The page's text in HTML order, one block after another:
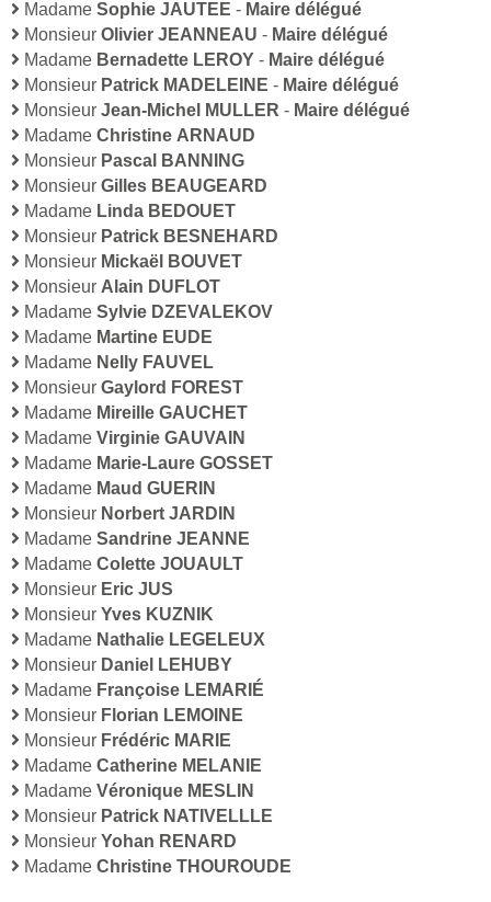
Madame Sophie JAUTEE - Maire délégué
Monsieur Olivier JEANNEAU - Maire délégué
Madame Bernadette LEROY - Maire délégué
Monsieur Patrick MADELEINE - Maire délégué
Monsieur Jean-Michel MULLER - Maire délégué
Madame Christine ARNAUD
Monsieur Pascal BANNING
Monsieur Gilles BEAUGEARD
Madame Linda BEDOUET
Monsieur Patrick BESNEHARD
Monsieur Mickaël BOUVET
Monsieur Alain DUFLOT
Madame Sylvie DZEVALEKOV
Madame Martine EUDE
Madame Nelly FAUVEL
Monsieur Gaylord FOREST
Madame Mireille GAUCHET
Madame Virginie GAUVAIN
Madame Marie-Laure GOSSET
Madame Maud GUERIN
Monsieur Norbert JARDIN
Madame Sandrine JEANNE
Madame Colette JOUAULT
Monsieur Eric JUS
Monsieur Yves KUZNIK
Madame Nathalie LEGELEUX
Monsieur Daniel LEHUBY
Madame Françoise LEMARIÉ
Monsieur Florian LEMOINE
Monsieur Frédéric MARIE
Madame Catherine MELANIE
Madame Véronique MESLIN
Monsieur Patrick NATIVELLLE
Monsieur Yohan RENARD
Madame Christine THOUROUDE